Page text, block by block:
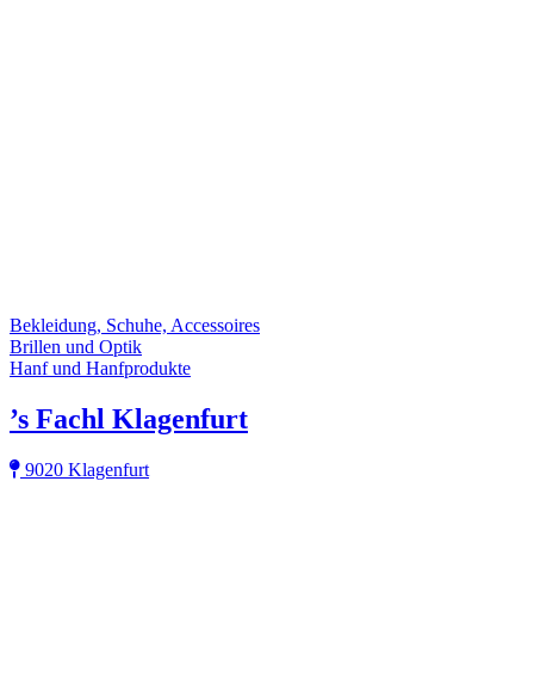
Bekleidung, Schuhe, Accessoires
Brillen und Optik
Hanf und Hanfprodukte
’s Fachl Klagenfurt
9020 Klagenfurt